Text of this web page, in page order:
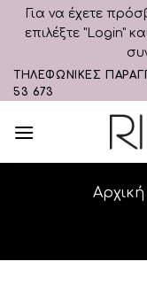
Για να έχετε
επιλέξτε "Login"
Skip
to
ΤΗΛΕΦΩΝΙΚΕΣ
53 673